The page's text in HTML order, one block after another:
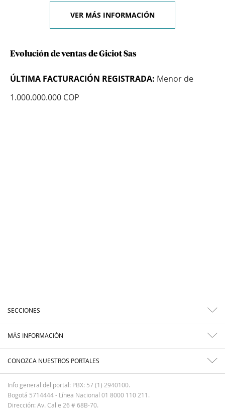
VER MÁS INFORMACIÓN
Evolución de ventas de Giciot Sas
ÚLTIMA FACTURACIÓN REGISTRADA: Menor de
1.000.000.000 COP
SECCIONES
MÁS INFORMACIÓN
CONOZCA NUESTROS PORTALES
Info general del portal: PBX: 57 (1) 2940100.
Bogotá 5714444 - Línea Nacional 01 8000 110 211.
Dirección: Av. Calle 26 # 68B-70.